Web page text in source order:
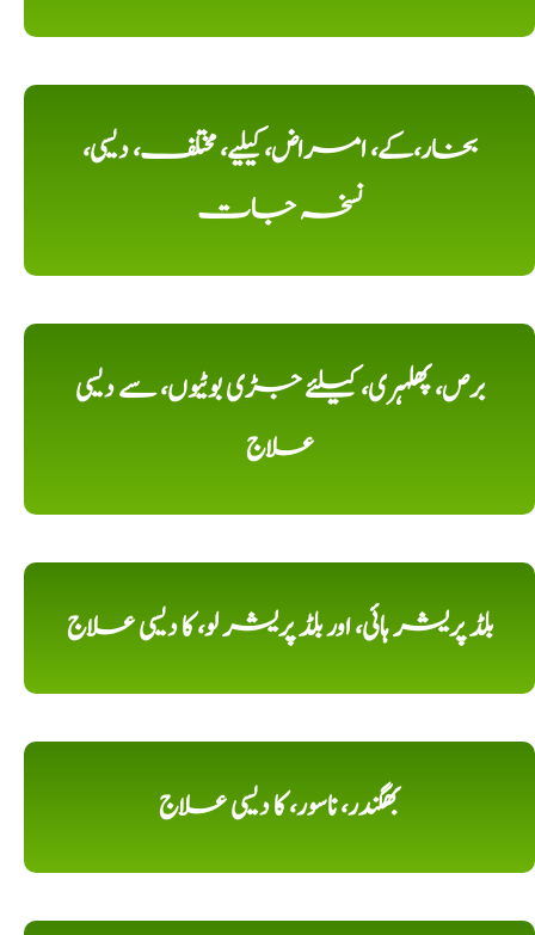
بخار،کے، امراض، کیلیے، مختلف، دیسی،
نسخہ جات
برص، پھلہری، کیلئے جڑی بوٹیوں، سے دیسی
علاج
بلڈ پریشر ہائی، اور بلڈ پریشر لو، کا دیسی علاج
بھگندر، ناسور، کا دیسی علاج